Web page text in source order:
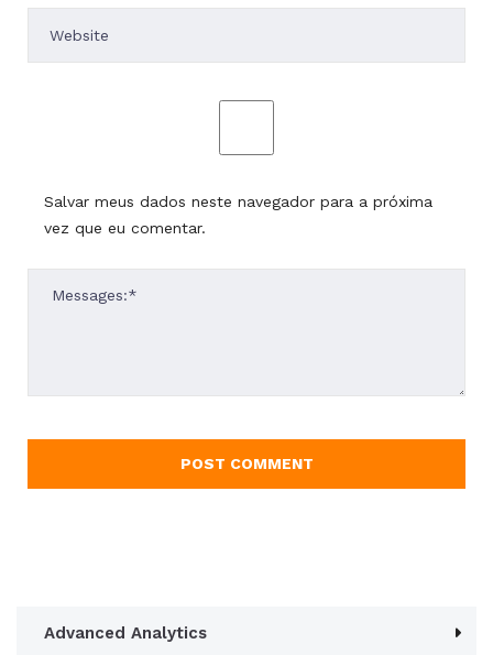
Salvar meus dados neste navegador para a próxima
vez que eu comentar.
Advanced Analytics